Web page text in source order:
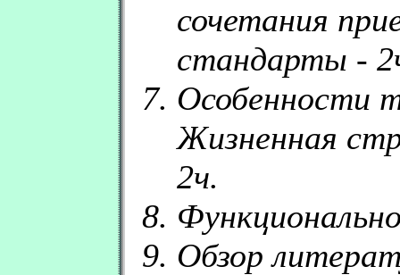
сочетания
стандарты -
Особенности
Жизненная
2ч.
Обзор